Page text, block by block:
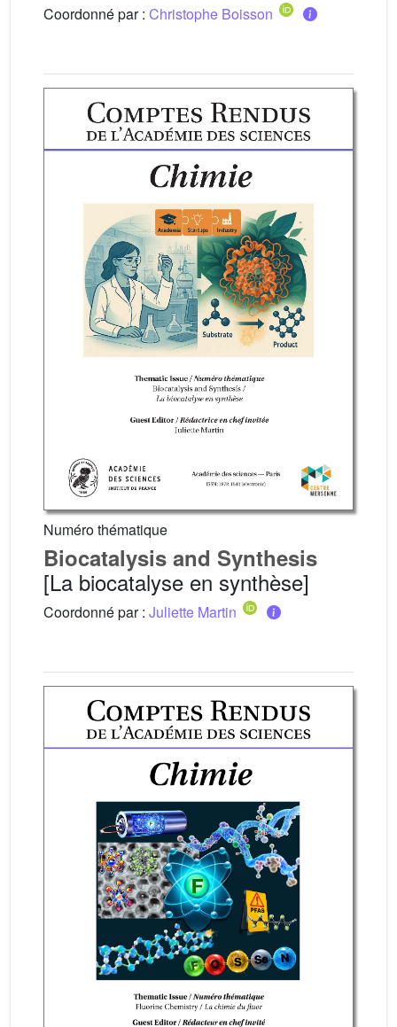
Coordonné par : Christophe Boisson
Numéro thématique
Biocatalysis and Synthesis
[La biocatalyse en synthèse]
Coordonné par : Juliette Martin